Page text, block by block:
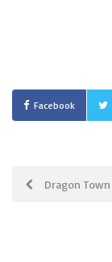
Facebook
PostDragon Town